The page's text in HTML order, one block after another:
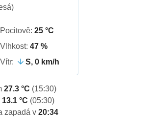
Pocitově:25 °C
Vlhkost:47 %
Vítr:
S, 0 km/h
27.3 °C (15:30)
13.1 °C (05:30)
zapadá v20:34